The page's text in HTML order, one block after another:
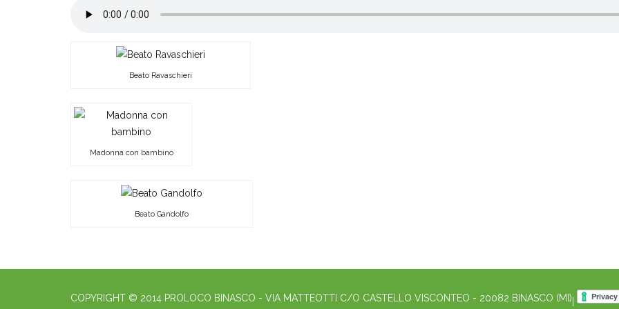
Beato Ravaschieri
Madonna con bambino
Beato Gandolfo
COPYRIGHT © 2014 PROLOCO BINASCO - VIA MATTEOTTI C/O CASTELLO VISCONTEO - 20082 BINASCO (MI)